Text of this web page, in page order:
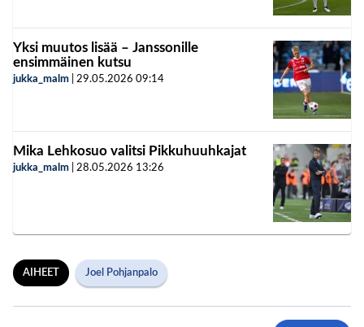
Yksi muutos lisää – Janssonille
ensimmäinen kutsu
jukka_malm 29.05.2026 09:14
Mika Lehkosuo valitsi Pikkuhuuhkajat
jukka_malm 28.05.2026 13:26
AIHEET Joel Pohjanpalo